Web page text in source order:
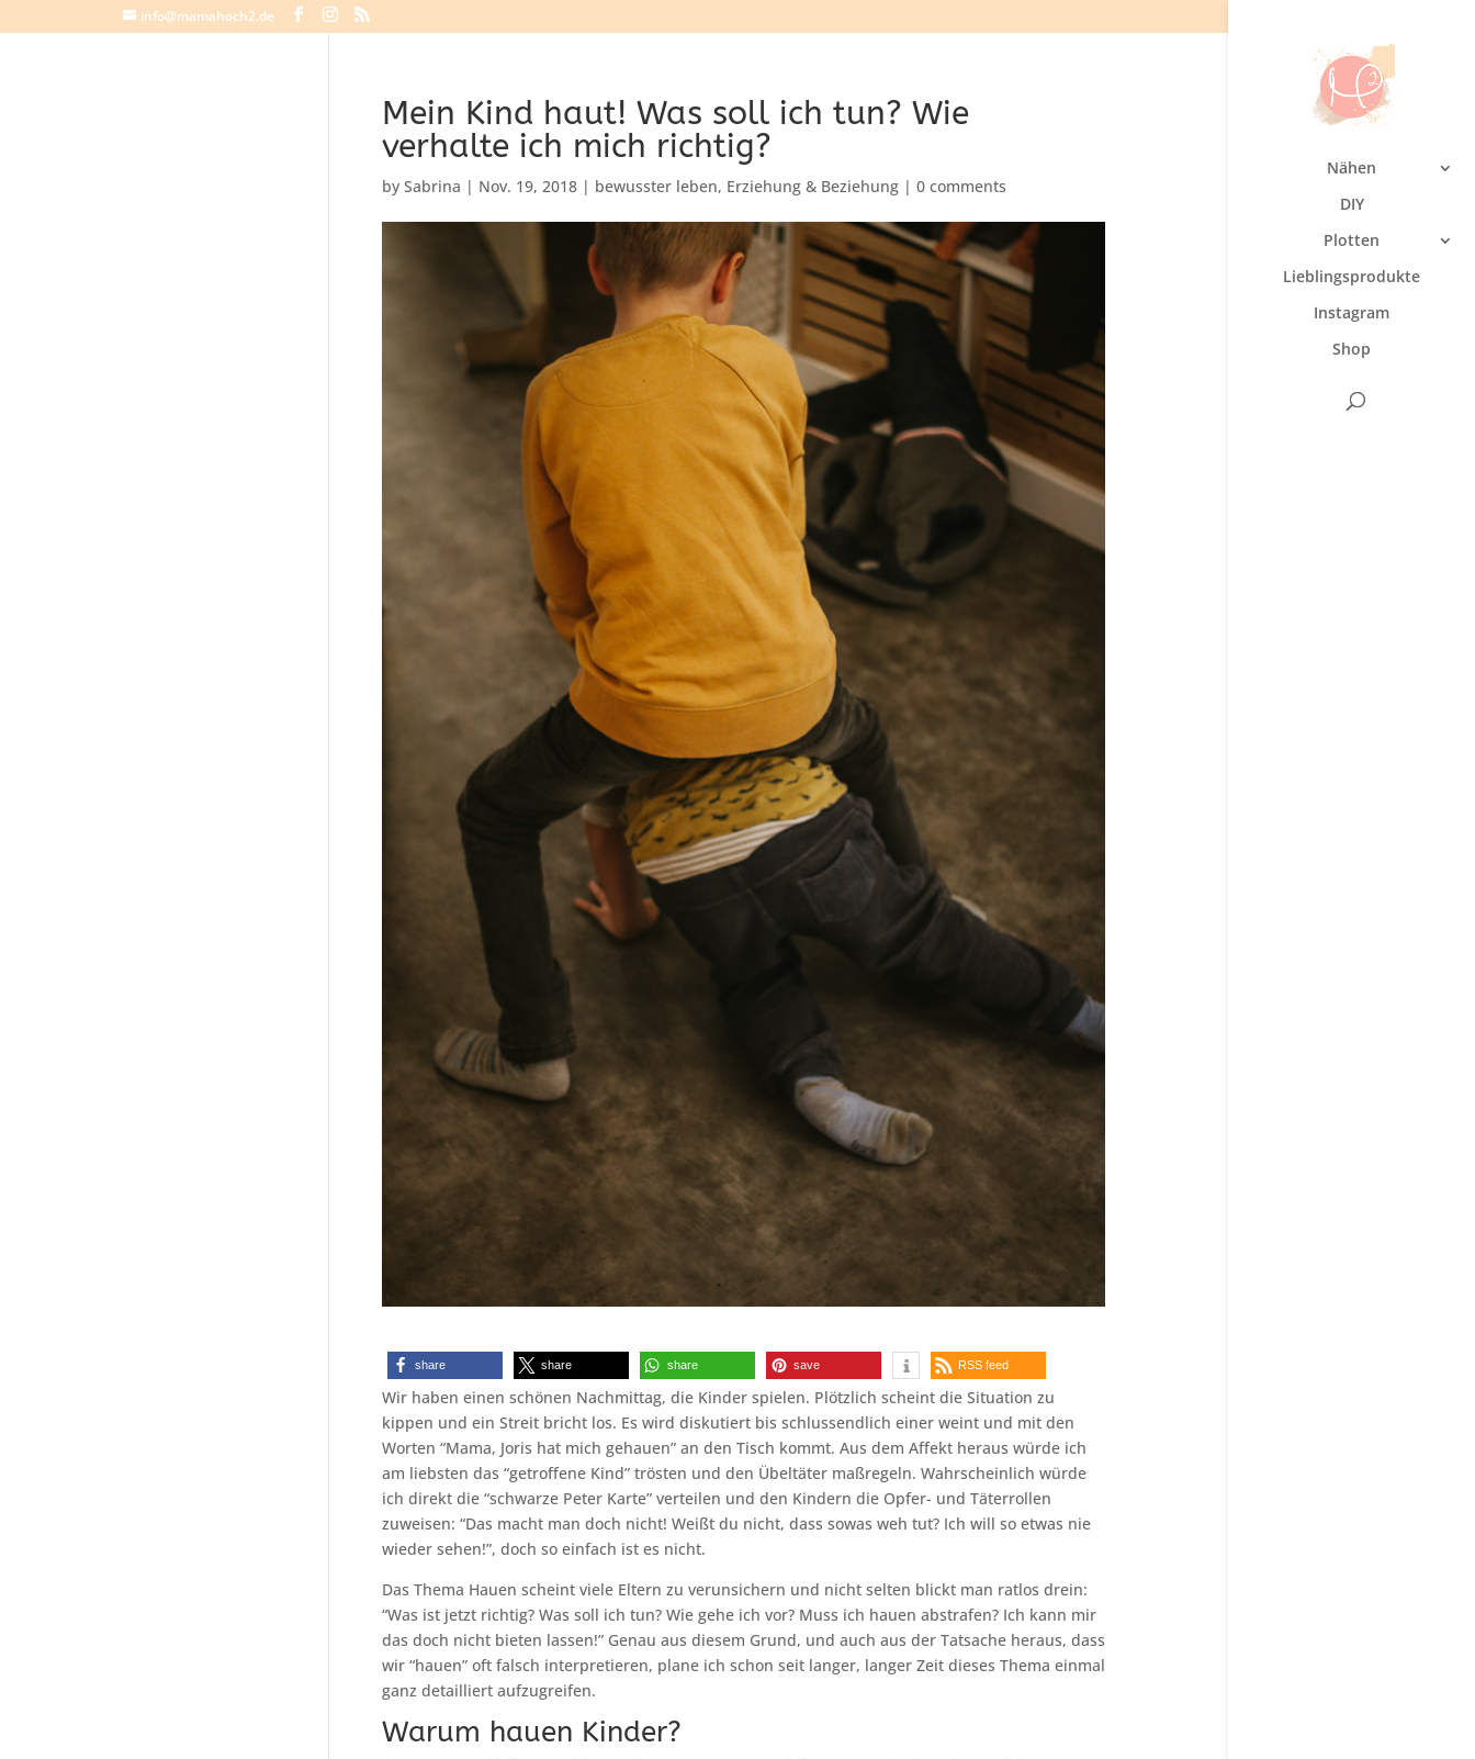
info@mamahoch2.de
Nähen
DIY
Plotten
Lieblingsprodukte
Instagram
Shop
Mein Kind haut! Was soll ich tun? Wie
verhalte ich mich richtig?
bySabrina | Nov. 19, 2018 | bewusster leben, Erziehung & Beziehung |0 comments
share share share save RSS feed
Wir haben einen schönen Nachmittag, die Kinder spielen. Plötzlich scheint die Situation zu
kippen und ein Streit bricht los. Es wird diskutiert bis schlussendlich einer weint und mit den
Worten “Mama, Joris hat mich gehauen” an den Tisch kommt. Aus dem Affekt heraus würde ich
am liebsten das “getroffene Kind” trösten und den Übeltäter maßregeln. Wahrscheinlich würde
ich direkt die “schwarze Peter Karte” verteilen und den Kindern die Opfer- und Täterrollen
zuweisen: “Das macht man doch nicht! Weißt du nicht, dass sowas weh tut? Ich will so etwas nie
wieder sehen!”, doch so einfach ist es nicht.
Das Thema Hauen scheint viele Eltern zu verunsichern und nicht selten blickt man ratlos drein:
“Was ist jetzt richtig? Was soll ich tun? Wie gehe ich vor? Muss ich hauen abstrafen? Ich kann mir
das doch nicht bieten lassen!” Genau aus diesem Grund, und auch aus der Tatsache heraus, dass
wir “hauen” oft falsch interpretieren, plane ich schon seit langer, langer Zeit dieses Thema einmal
ganz detailliert aufzugreifen.
Warum hauen Kinder?